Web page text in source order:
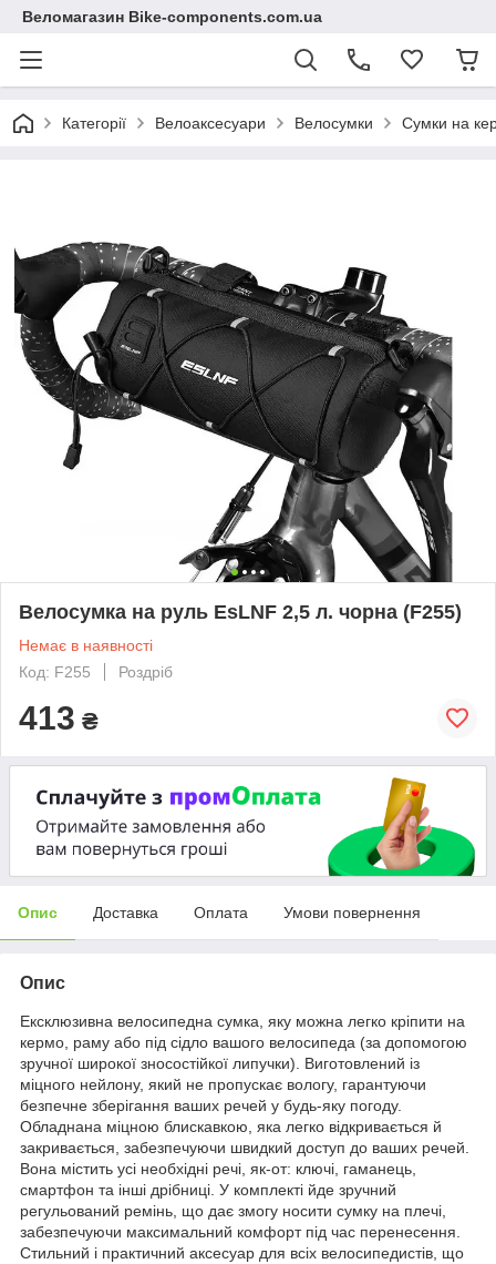
Веломагазин Bike-components.com.ua
Категорії Велоаксесуари Велосумки Сумки на
Велосумка на руль EsLNF 2,5 л. чорна (F255)
Немає в наявності
Код: F255
Роздріб
413 ₴
Опис Доставка Оплата Умови повернення
Опис
Ексклюзивна велосипедна сумка, яку можна легко кріпити на
кермо, раму або під сідло вашого велосипеда (за допомогою
зручної широкої зносостійкої липучки). Виготовлений із
міцного нейлону, який не пропускає вологу, гарантуючи
безпечне зберігання ваших речей у будь-яку погоду.
Обладнана міцною блискавкою, яка легко відкривається й
закривається, забезпечуючи швидкий доступ до ваших речей.
Вона містить усі необхідні речі, як-от: ключі, гаманець,
смартфон та інші дрібниці. У комплекті йде зручний
регульований ремінь, що дає змогу носити сумку на плечі,
забезпечуючи максимальний комфорт під час перенесення.
Стильний і практичний аксесуар для всіх велосипедистів, що